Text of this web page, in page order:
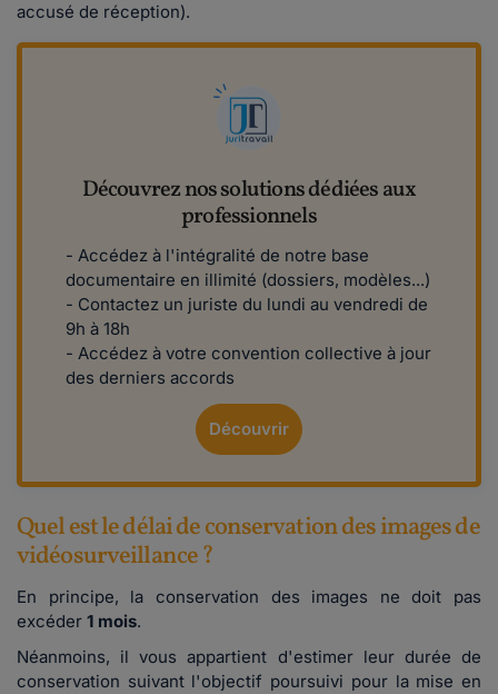
accusé de réception).
Découvrez nos solutions dédiées aux
professionnels
- Accédez à l'intégralité de notre base
documentaire en illimité (dossiers, modèles...)
- Contactez un juriste du lundi au vendredi de
9h à 18h
- Accédez à votre convention collective à jour
des derniers accords
Découvrir
Quel est le délai de conservation des images de
vidéosurveillance ?
En principe, la conservation des images ne doit pas
excéder 1 mois.
Néanmoins, il vous appartient d'estimer leur durée de
conservation suivant l'objectif poursuivi pour la mise en